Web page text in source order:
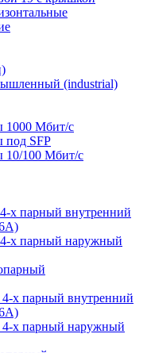
(industrial)
1000 Мбит/с
под SFP
10/100 Мбит/с
х парный внутренний
х парный наружный
х парный внутренний
4-х парный наружный